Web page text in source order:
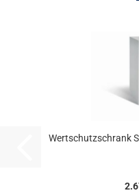
Wert­schutz­schrank